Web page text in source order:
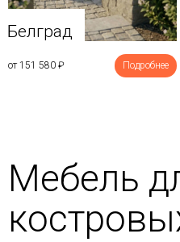
Белград
от 151 580 ₽ Подробнее
Мебель